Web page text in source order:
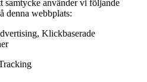
samtycke använder vi följande
denna webbplats:
Klickbaserade